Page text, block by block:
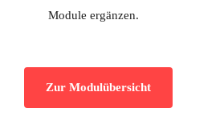
Module ergänzen.
Zur Modulübersicht